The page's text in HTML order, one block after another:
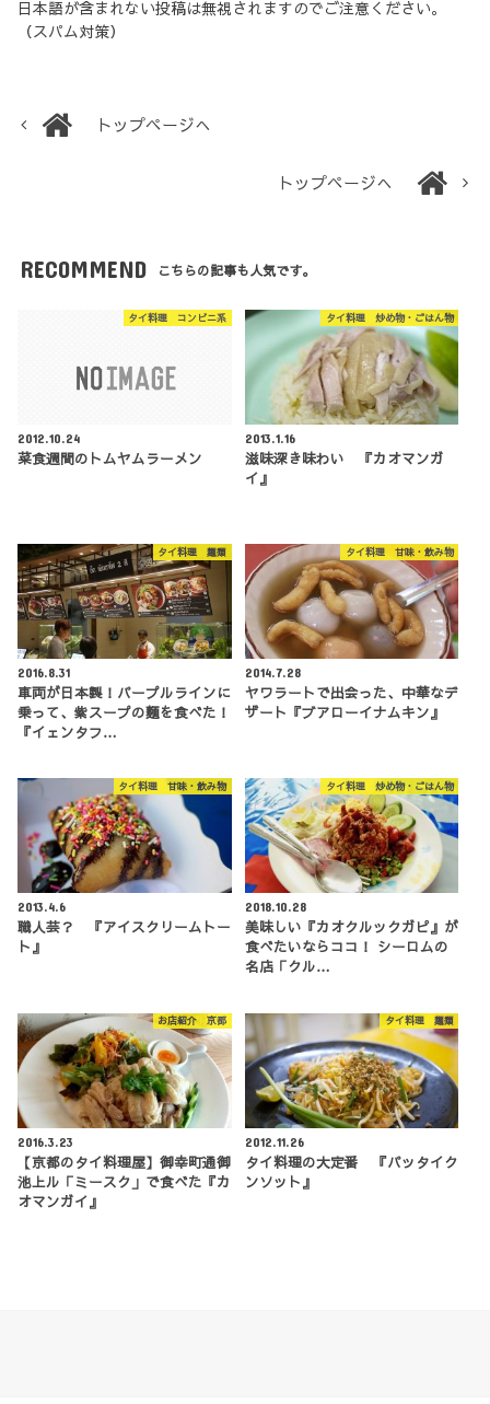
日本語が含まれない投稿は無視されますのでご注意ください。
（スパム対策）
トップページへ
トップページへ
RECOMMEND こちらの記事も人気です。
タイ料理 コンビニ系
2012.10.24
菜食週間のトムヤムラーメン
タイ料理 炒め物・ごはん物
2013.1.16
滋味深き味わい 『カオマンガ
イ』
タイ料理 麺類
2016.8.31
車両が日本製！パープルラインに
乗って、紫スープの麵を食べた！
『イェンタフ…
タイ料理 甘味・飲み物
2014.7.28
ヤワラートで出会った、中華なデ
ザート『ブアローイナムキン』
タイ料理 甘味・飲み物
2013.4.6
職人芸？ 『アイスクリームトー
ト』
タイ料理 炒め物・ごはん物
2018.10.28
美味しい『カオクルックガピ』が
食べたいならココ！ シーロムの
名店「クル…
お店紹介 京都
2016.3.23
【京都のタイ料理屋】御幸町通御
池上ル「ミースク」で食べた『カ
オマンガイ』
タイ料理 麺類
2012.11.26
タイ料理の大定番 『パッタイク
ンソット』